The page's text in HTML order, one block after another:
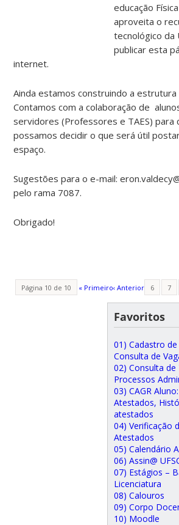
educação
aproveita o
tecnológico da
publicar esta
internet.
Ainda estamos construindo a estrutura
Contamos com a colaboração de
servidores (Professores e TAES) para
possamos decidir o que será útil
espaço.
Sugestões para o e-mail:
pelo rama 7087.
Obrigado!
Página 10 de 10 « Primeiro‹ Anterior 6 7
Favoritos
01) Cadastro
Consulta de
02) Consulta
Processos
03) CAGR
Atestados,
atestados
04) Verificação
Atestados
05) Calendário
06) Assin@
07) Estágios –
Licenciatura
08) Calouros
09) Corpo
10) Moodle